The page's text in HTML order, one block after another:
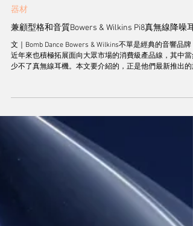
Jan 17, 2025
器材
兼顧型格和音質Bowers & Wilkins Pi8真無線降噪耳
級產品，不過Bowers...